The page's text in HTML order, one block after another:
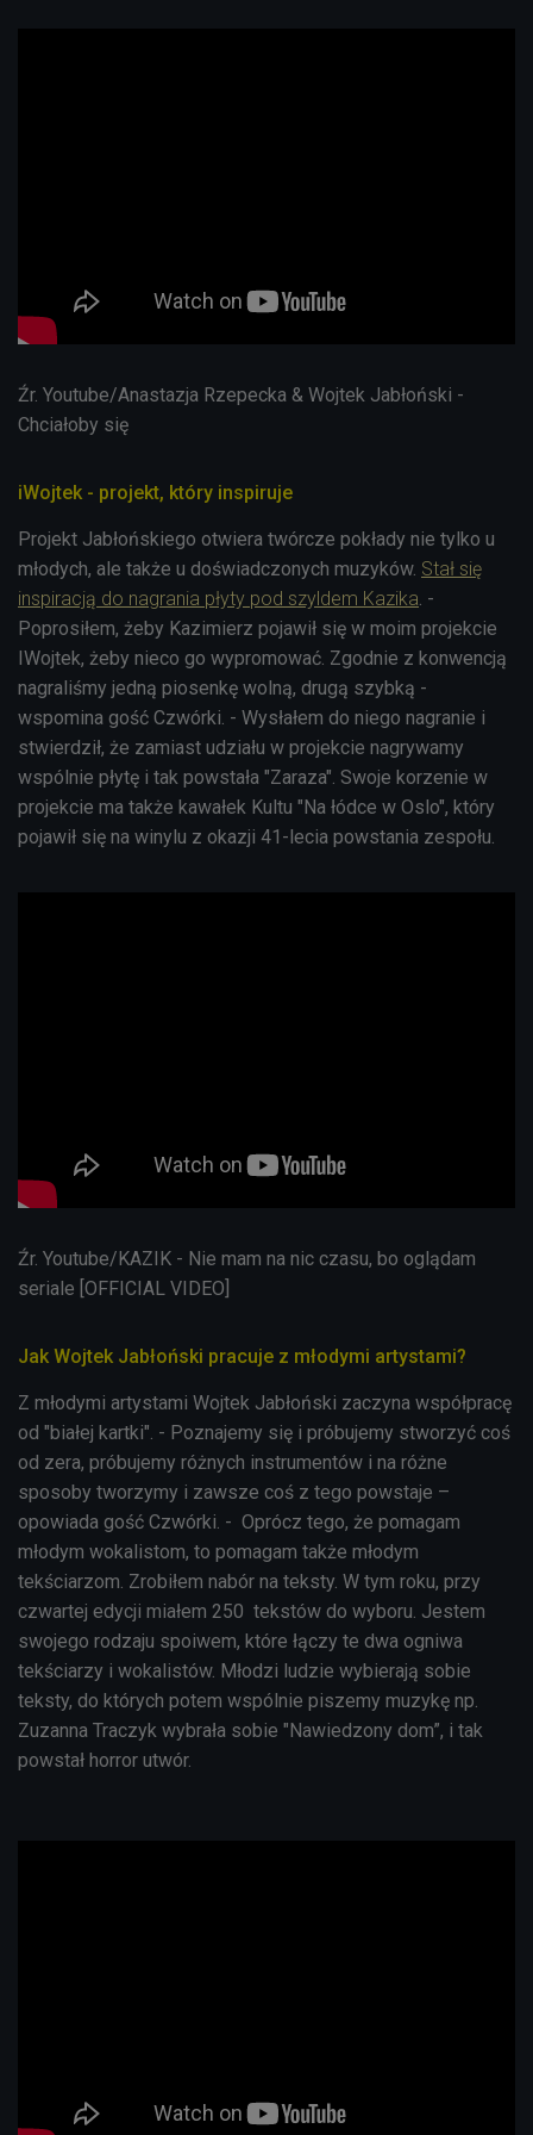
Źr. Youtube/Anastazja Rzepecka & Wojtek Jabłoński -
Chciałoby się
iWojtek - projekt, który inspiruje
Projekt Jabłońskiego otwiera twórcze pokłady nie tylko u
młodych, ale także u doświadczonych muzyków. Stał się
inspiracją do nagrania płyty pod szyldem Kazika. -
Poprosiłem, żeby Kazimierz pojawił się w moim projekcie
IWojtek, żeby nieco go wypromować. Zgodnie z konwencją
nagraliśmy jedną piosenkę wolną, drugą szybką -
wspomina gość Czwórki. - Wysłałem do niego nagranie i
stwierdził, że zamiast udziału w projekcie nagrywamy
wspólnie płytę i tak powstała "Zaraza". Swoje korzenie w
projekcie ma także kawałek Kultu "Na łódce w Oslo", który
pojawił się na winylu z okazji 41-lecia powstania zespołu.
Źr. Youtube/KAZIK - Nie mam na nic czasu, bo oglądam
seriale [OFFICIAL VIDEO]
Jak Wojtek Jabłoński pracuje z młodymi artystami?
Z młodymi artystami Wojtek Jabłoński zaczyna współpracę
od "białej kartki". - Poznajemy się i próbujemy stworzyć coś
od zera, próbujemy różnych instrumentów i na różne
sposoby tworzymy i zawsze coś z tego powstaje –
opowiada gość Czwórki. - Oprócz tego, że pomagam
młodym wokalistom, to pomagam także młodym
tekściarzom. Zrobiłem nabór na teksty. W tym roku, przy
czwartej edycji miałem 250 tekstów do wyboru. Jestem
swojego rodzaju spoiwem, które łączy te dwa ogniwa
tekściarzy i wokalistów. Młodzi ludzie wybierają sobie
teksty, do których potem wspólnie piszemy muzykę np.
Zuzanna Traczyk wybrała sobie "Nawiedzony dom”, i tak
powstał horror utwór.